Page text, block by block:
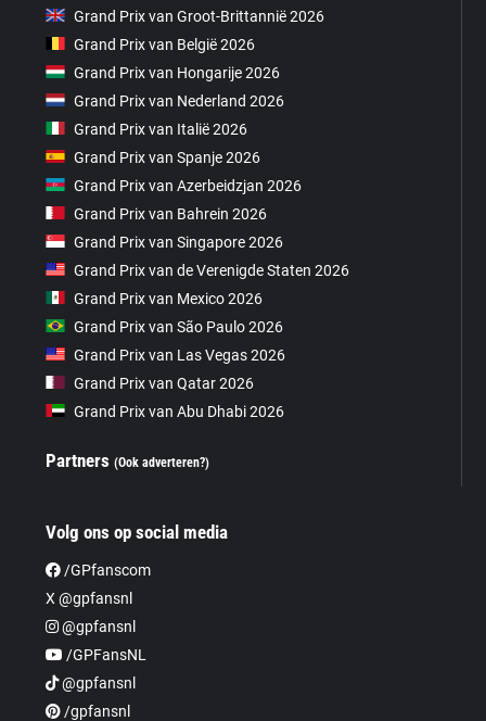
Grand Prix van Groot-Brittannië 2026
Grand Prix van België 2026
Grand Prix van Hongarije 2026
Grand Prix van Nederland 2026
Grand Prix van Italië 2026
Grand Prix van Spanje 2026
Grand Prix van Azerbeidzjan 2026
Grand Prix van Bahrein 2026
Grand Prix van Singapore 2026
Grand Prix van de Verenigde Staten 2026
Grand Prix van Mexico 2026
Grand Prix van São Paulo 2026
Grand Prix van Las Vegas 2026
Grand Prix van Qatar 2026
Grand Prix van Abu Dhabi 2026
Partners(Ook adverteren?)
Volg ons op social media
/GPfanscom
X @gpfansnl
@gpfansnl
/GPFansNL
@gpfansnl
/gpfansnl